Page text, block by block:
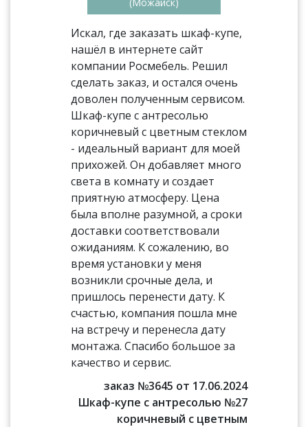
Искал, где заказать шкаф-купе,
нашёл в интернете сайт
компании Росмебель. Решил
сделать заказ, и остался очень
доволен полученным сервисом.
Шкаф-купе с антресолью
коричневый с цветным стеклом
- идеальный вариант для моей
прихожей. Он добавляет много
света в комнату и создает
приятную атмосферу. Цена
была вполне разумной, а сроки
доставки соответствовали
ожиданиям. К сожалению, во
время установки у меня
возникли срочные дела, и
пришлось перенести дату. К
счастью, компания пошла мне
на встречу и перенесла дату
монтажа. Спасибо большое за
качество и сервис.
заказ №3645 от 17.06.2024
Шкаф-купе с антресолью №27
коричневый с цветным